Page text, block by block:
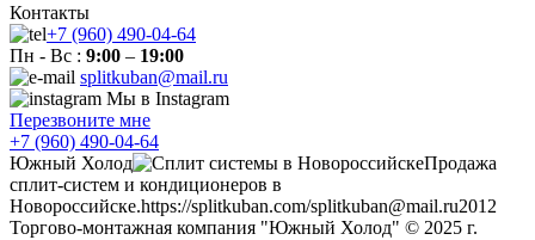
Контакты
+7 (960) 490-04-64
Пн - Вс : 9:00 – 19:00
splitkuban@mail.ru
Мы в Instagram
Перезвоните мне
+7 (960) 490-04-64
Южный Холод
Продажа
сплит-систем и кондиционеров в
Новороссийске.https://splitkuban.com/splitkuban@mail.ru2012
Торгово-монтажная компания "Южный Холод" © 2025 г.